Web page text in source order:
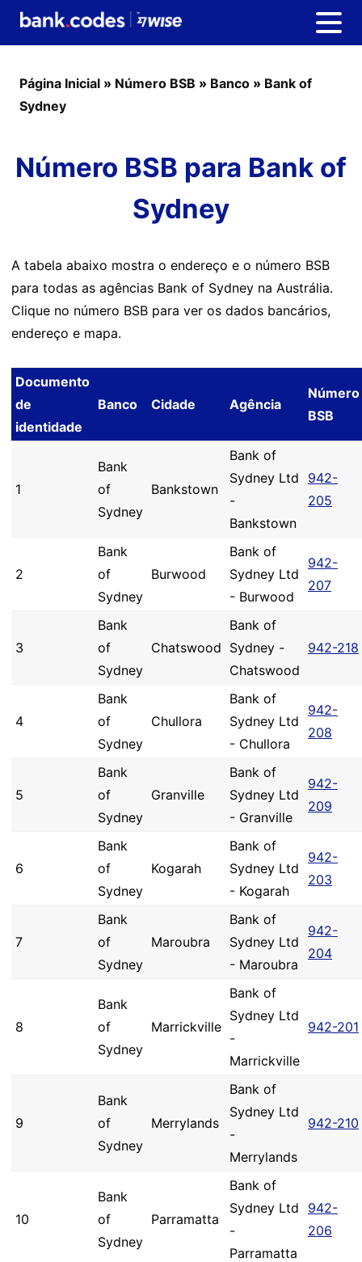
Página Inicial » Número BSB » Banco » Bank of
Sydney
Número BSB para Bank of
Sydney
A tabela abaixo mostra o endereço e o número BSB
para todas as agências Bank of Sydney na Austrália.
Clique no número BSB para ver os dados bancários,
endereço e mapa.
Documento
de
identidade
Banco Cidade Agência
Número
BSB
1
Bank
of
Sydney
Bankstown
Bank of
Sydney Ltd
-
Bankstown
942-
205
2
Bank
of
Sydney
Burwood
Bank of
Sydney Ltd
- Burwood
942-
207
3
Bank
of
Sydney
Chatswood
Bank of
Sydney -
Chatswood
942-218
4
Bank
of
Sydney
Chullora
Bank of
Sydney Ltd
- Chullora
942-
208
5
Bank
of
Sydney
Granville
Bank of
Sydney Ltd
- Granville
942-
209
6
Bank
of
Sydney
Kogarah
Bank of
Sydney Ltd
- Kogarah
942-
203
7
Bank
of
Sydney
Maroubra
Bank of
Sydney Ltd
- Maroubra
942-
204
8
Bank
of
Sydney
Marrickville
Bank of
Sydney Ltd
-
Marrickville
942-201
9
Bank
of
Sydney
Merrylands
Bank of
Sydney Ltd
-
Merrylands
942-210
10
Bank
of
Sydney
Parramatta
Bank of
Sydney Ltd
-
Parramatta
942-
206